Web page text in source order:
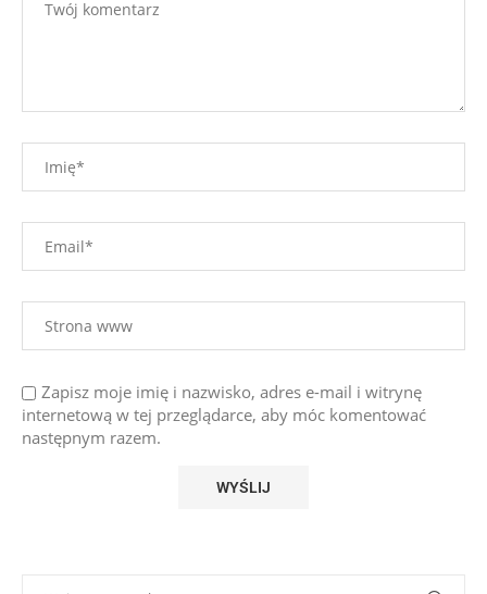
Zapisz moje imię i nazwisko, adres e-mail i witrynę
internetową w tej przeglądarce, aby móc komentować
następnym razem.